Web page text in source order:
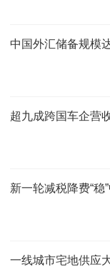
中国外汇储备规模
超九成跨国车企营
新一轮减税降费“稳
一线城市宅地供应